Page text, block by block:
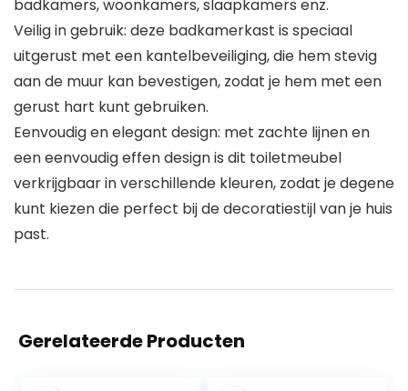
badkamers, woonkamers, slaapkamers enz.
Veilig in gebruik: deze badkamerkast is speciaal
uitgerust met een kantelbeveiliging, die hem stevig
aan de muur kan bevestigen, zodat je hem met een
gerust hart kunt gebruiken.
Eenvoudig en elegant design: met zachte lijnen en
een eenvoudig effen design is dit toiletmeubel
verkrijgbaar in verschillende kleuren, zodat je degene
kunt kiezen die perfect bij de decoratiestijl van je huis
past.
Gerelateerde Producten